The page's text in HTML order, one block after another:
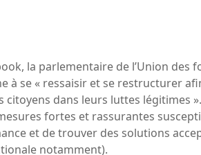
la parlementaire de l’Union des
à se « ressaisir et se restructurer
dans leurs luttes légitimes ».
fortes et rassurantes
et de trouver des solutions
notamment).